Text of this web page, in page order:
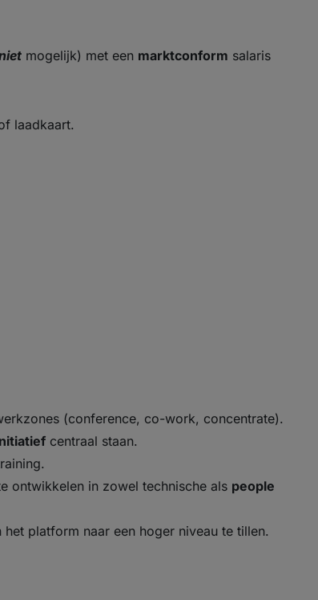
mogelijk) met een marktconform salaris
laadkaart.
(conference, co-work, concentrate).
centraal staan.
ontwikkelen in zowel technische als people
platform naar een hoger niveau te tillen.